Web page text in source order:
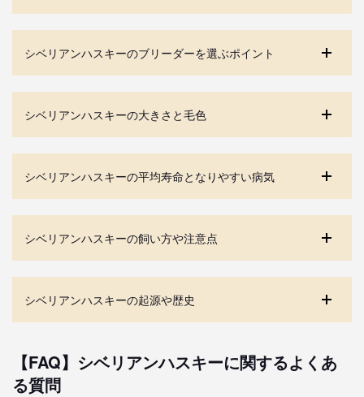
シベリアンハスキーのブリーダーを選ぶポイント
シベリアンハスキーの大きさと毛色
シベリアンハスキーの平均寿命となりやすい病気
シベリアンハスキーの飼い方や注意点
シベリアンハスキーの起源や歴史
【FAQ】シベリアンハスキーに関するよくあ
る質問